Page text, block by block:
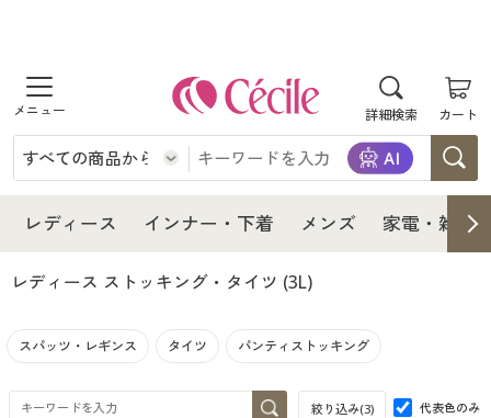
詳細検索 カート
商品を探す
レディース
レディースファッション
女性下着
インナー・下着
インナー・下着通販すべて
女性下着
メンズ下着
メンズ
メンズ通販すべて
メンズファッション
家電・雑貨
家電・雑貨すべて
寝具・インテリア・家具
レディース インナー・下着 メンズ 家電・雑貨
レディース ストッキング・タイツ (3L)
スパッツ・レギンス タイツ パンティストッキング
絞り込み(3) 代表色のみ